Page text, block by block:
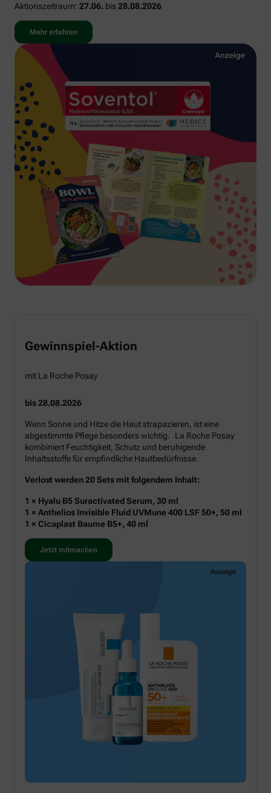
Aktionszeitraum: 27.06. bis 28.08.2026
Mehr erfahren
Gewinnspiel-Aktion
mit La Roche Posay
bis 28.08.2026
Wenn Sonne und Hitze die Haut strapazieren, ist eine
abgestimmte Pflege besonders wichtig. La Roche Posay
kombiniert Feuchtigkeit, Schutz und beruhigende
Inhaltsstoffe für empfindliche Hautbedürfnisse.
Verlost werden 20 Sets mit folgendem Inhalt:
1 × Hyalu B5 Suractivated Serum, 30 ml
1 × Anthelios Invisible Fluid UVMune 400 LSF 50+, 50 ml
1 × Cicaplast Baume B5+, 40 ml
Jetzt mitmachen